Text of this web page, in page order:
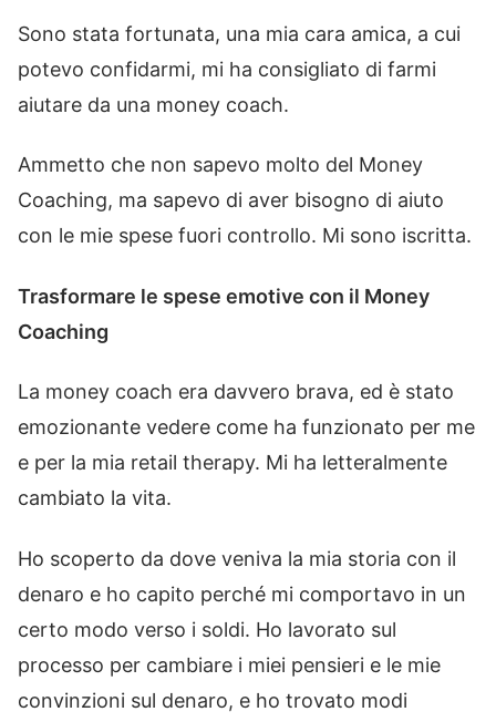
Sono stata fortunata, una mia cara amica, a cui
potevo confidarmi, mi ha consigliato di farmi
aiutare da una money coach.
Ammetto che non sapevo molto del Money
Coaching, ma sapevo di aver bisogno di aiuto
con le mie spese fuori controllo. Mi sono iscritta.
Trasformare le spese emotive con il Money
Coaching
La money coach era davvero brava, ed è stato
emozionante vedere come ha funzionato per me
e per la mia retail therapy. Mi ha letteralmente
cambiato la vita.
Ho scoperto da dove veniva la mia storia con il
denaro e ho capito perché mi comportavo in un
certo modo verso i soldi. Ho lavorato sul
processo per cambiare i miei pensieri e le mie
convinzioni sul denaro, e ho trovato modi